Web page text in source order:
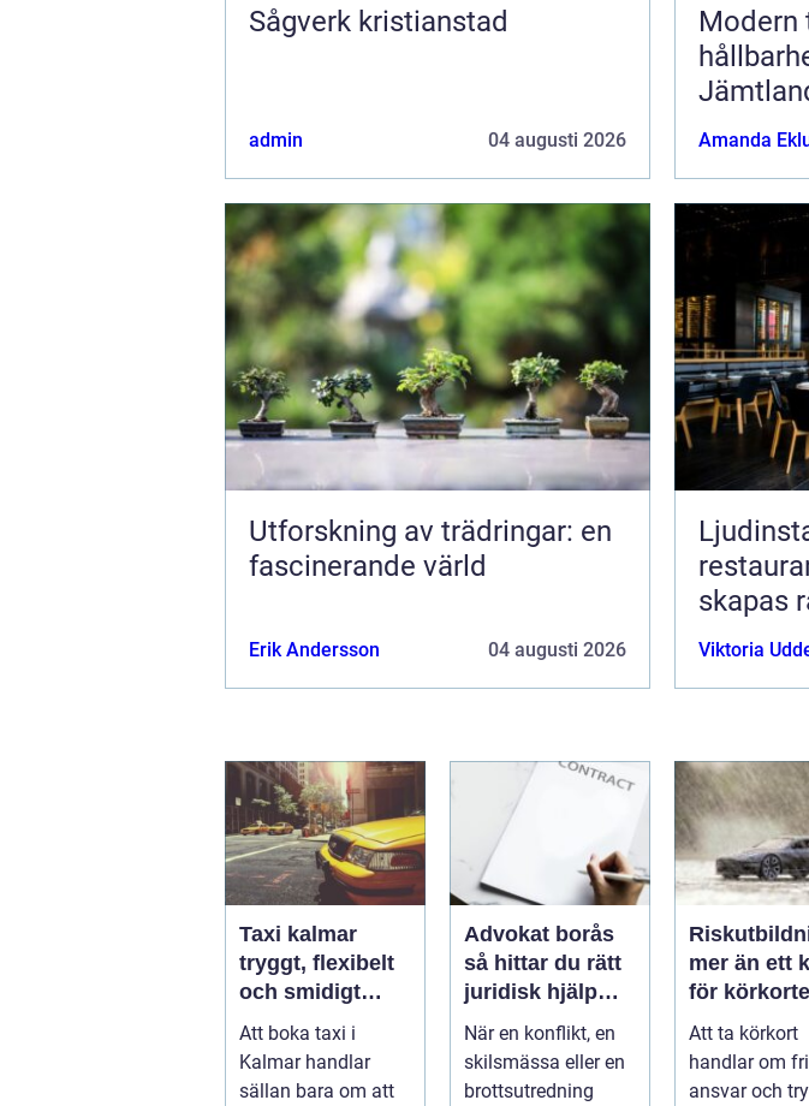
Sågverk kristianstad
admin 04 augusti 2026
Modern
Amanda
Utforskning av trädringar: en
fascinerande värld
Erik Andersson 04 augusti 2026
skapas
dryck
Viktoria
Taxi kalmar
tryggt, flexibelt
och smidigt
genom hela
resan
Att boka taxi i
Kalmar handlar
sällan bara om att
Advokat borås
så hittar du rätt
juridisk hjälp
när livet
krånglar
När en konflikt, en
skilsmässa eller en
brottsutredning
mer än ett
för
Att ta körkort
handlar om
ansvar och